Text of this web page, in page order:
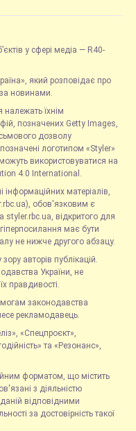
у сфері медіа — R40-
який розповідає про
новинами.
належать їхнім
позначених Getty Images,
дозволу
логотипом «Styler»
використовуватися на
4.0 International.
матеріалів,
обов'язковим є
styler.rbc.ua, відкритого для
має бути
не нижче другого абзацу.
авторів публікацій.
України, не
правдивості.
законодавства
рекламодавець.
«Спецпроєкт»,
та «Резонанс»,
форматом, що містить
з діяльністю
відповідними
за достовірність такої